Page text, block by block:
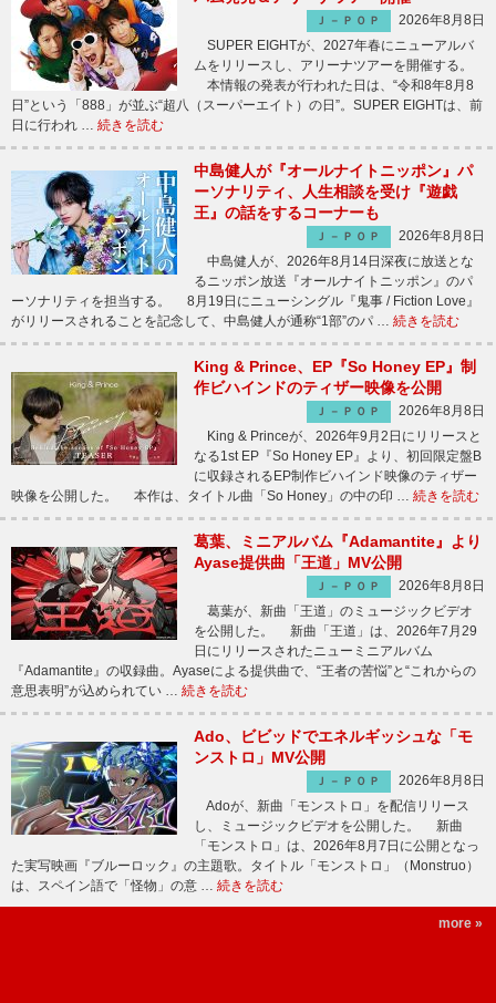
Ｊ－ＰＯＰ
2026年8月8日
SUPER EIGHTが、2027年春にニューアルバ
ムをリリースし、アリーナツアーを開催する。
本情報の発表が行われた日は、“令和8年8月8
日”という「888」が並ぶ“超八（スーパーエイト）の日”。SUPER EIGHTは、前
日に行われ … 続きを読む
中島健人が『オールナイトニッポン』パ
ーソナリティ、人生相談を受け『遊戯
王』の話をするコーナーも
Ｊ－ＰＯＰ
2026年8月8日
中島健人が、2026年8月14日深夜に放送とな
るニッポン放送『オールナイトニッポン』のパ
ーソナリティを担当する。 8月19日にニューシングル『鬼事 / Fiction Love』
がリリースされることを記念して、中島健人が通称“1部”のパ … 続きを読む
King & Prince、EP『So Honey EP』制
作ビハインドのティザー映像を公開
Ｊ－ＰＯＰ
2026年8月8日
King & Princeが、2026年9月2日にリリースと
なる1st EP『So Honey EP』より、初回限定盤B
に収録されるEP制作ビハインド映像のティザー
映像を公開した。 本作は、タイトル曲「So Honey」の中の印 … 続きを読む
葛葉、ミニアルバム『Adamantite』より
Ayase提供曲「王道」MV公開
Ｊ－ＰＯＰ
2026年8月8日
葛葉が、新曲「王道」のミュージックビデオ
を公開した。 新曲「王道」は、2026年7月29
日にリリースされたニューミニアルバム
『Adamantite』の収録曲。Ayaseによる提供曲で、“王者の苦悩”と“これからの
意思表明”が込められてい … 続きを読む
Ado、ビビッドでエネルギッシュな「モ
ンストロ」MV公開
Ｊ－ＰＯＰ
2026年8月8日
Adoが、新曲「モンストロ」を配信リリース
し、ミュージックビデオを公開した。 新曲
「モンストロ」は、2026年8月7日に公開となっ
た実写映画『ブルーロック』の主題歌。タイトル「モンストロ」（Monstruo）
は、スペイン語で「怪物」の意 … 続きを読む
more »